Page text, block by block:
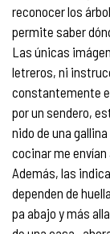
reconocer los
permite saber
Las únicas
letreros, ni
constantemente
por un sendero,
nido de una
cocinar me envían
Además, las
dependen de
pa abajo y más